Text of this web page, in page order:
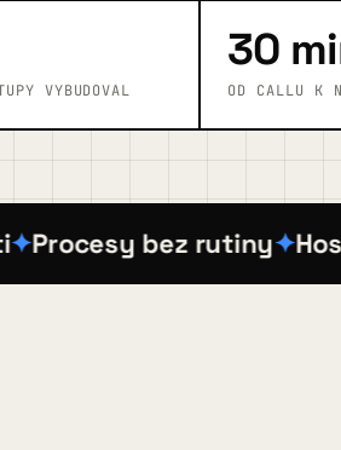
VYBUDOVAL
30
OD CALLU K
bez rutiny